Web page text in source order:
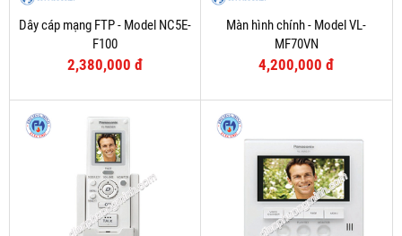
Dây cáp mạng FTP - Model NC5E-
F100
2,380,000 đ
Màn hình chính - Model VL-
MF70VN
4,200,000 đ